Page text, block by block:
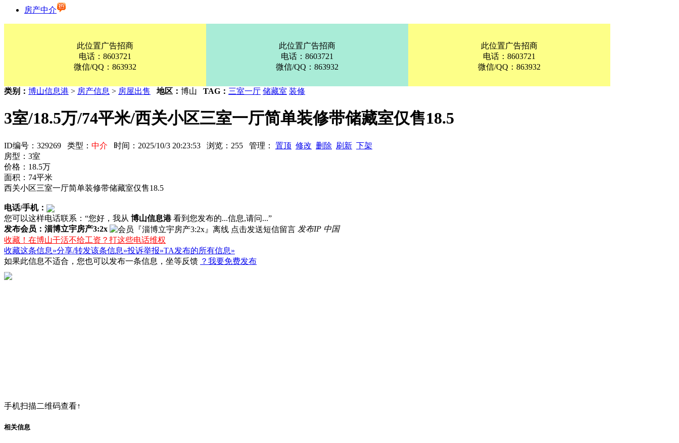
房产中介
此位置广告招商
电话：8603721
微信/QQ：863932
此位置广告招商
电话：8603721
微信/QQ：863932
此位置广告招商
电话：8603721
微信/QQ：863932
类别： 博山信息港 > 房产信息 > 房屋出售 地区： 博山 TAG： 三室一厅 储藏室 装修
3室/18.5万/74平米/西关小区三室一厅简单装修带储藏室仅售18.5
ID编号：329269 类型： 中介 时间：2025/10/3 20:23:53 浏览：255 管理： 置顶 修改 删除 刷新 下架
房型：3室
价格：18.5万
面积：74平米
西关小区三室一厅简单装修带储藏室仅售18.5
电话/手机：
您可以这样电话联系：“您好，我从 博山信息港看到您发布的...信息,请问...”
发布会员：淄博立宇房产3:2x
发布IP 中国
收藏！在博山干活不给工资？打这些电话维权
收藏这条信息»分享/转发该条信息»投诉举报»TA发布的所有信息»
如果此信息不适合，您也可以发布一条信息，坐等反馈 ？我要免费发布
手机扫描二维码查看↑
相关信息